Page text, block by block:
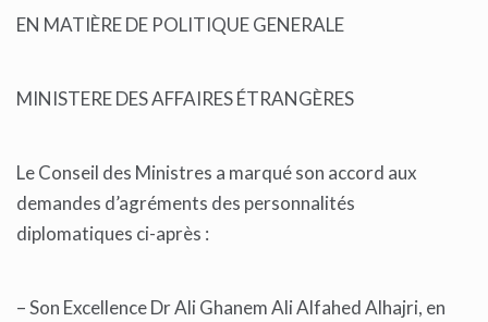
EN MATIÈRE DE POLITIQUE GENERALE
MINISTERE DES AFFAIRES ÉTRANGÈRES
Le Conseil des Ministres a marqué son accord aux
demandes d’agréments des personnalités
diplomatiques ci-après :
– Son Excellence Dr Ali Ghanem Ali Alfahed Alhajri, en